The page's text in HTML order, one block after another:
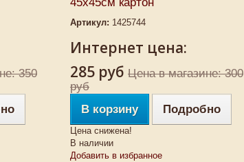
350
Артикул: 1425744
Интернет цена:
285 руб Цена в магазине: 300
руб
В корзину
Подробно
Цена снижена!
В наличии
Добавить в избранное